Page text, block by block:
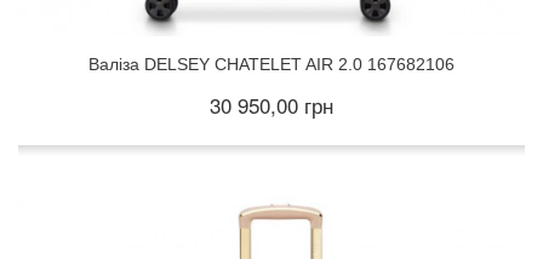
Валіза DELSEY CHATELET AIR 2.0 167682106
30 950,00 грн